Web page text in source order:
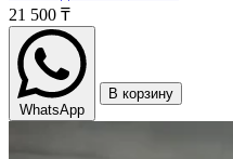
21 500 ₸
WhatsApp
В корзину